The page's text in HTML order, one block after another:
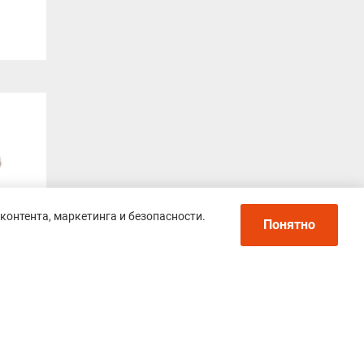
маркетинга и безопасности.
Понятно